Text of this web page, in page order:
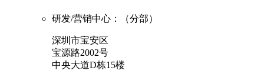
研发/营销中心：（分部）
深圳市宝安区
宝源路2002号
中央大道D栋15楼